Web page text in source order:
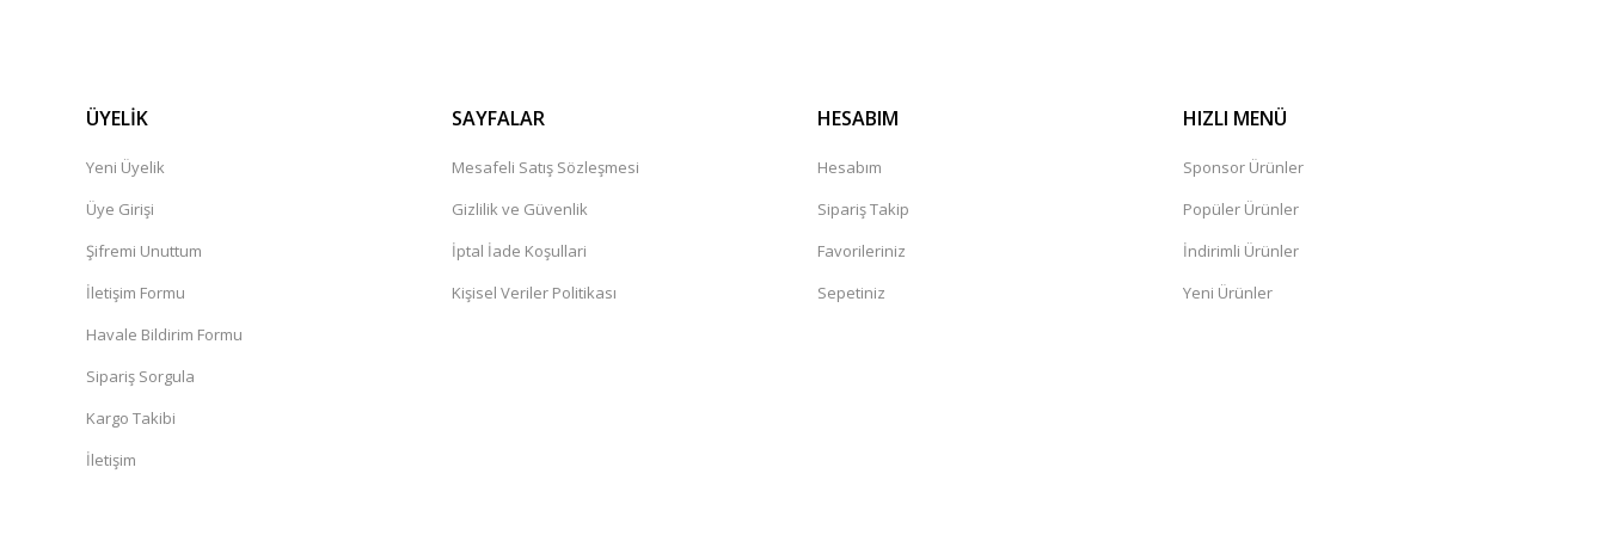
Güner Aydın | 19/10/2024
ÜYELİK
Yeni Üyelik
Üye Girişi
Şifremi Unuttum
İletişim Formu
Havale Bildirim Formu
Sipariş Sorgula
Kargo Takibi
İletişim
SAYFALAR
Mesafeli Satış Sözleşmesi
Gizlilik ve Güvenlik
İptal İade Koşullari
Kişisel Veriler Politikası
HESABIM
Hesabım
Sipariş Takip
Favorileriniz
Sepetiniz
HIZLI MENÜ
Sponsor Ürünler
Popüler Ürünler
İndirimli Ürünler
Yeni Ürünler